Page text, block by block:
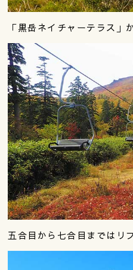
「黒岳ネイチャーテラス」
五合目から七合目まではリ